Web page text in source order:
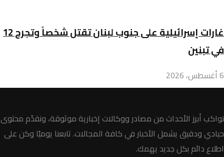
غارات إسرائيلية على جنوب لبنان تقتل شخصاً وتجرح 12
في تبنين
6 أغسطس، 2026
نواكب أبرز الأحداث من مصادر ووكالات إخبارية موثوقة، ونقدّم محتوى
حيادي ودقيق يشمل الأخبار في كافة المجالات. تابعنا يوميًا وكن على
اطلاع دائم بكل جديد يهمك.